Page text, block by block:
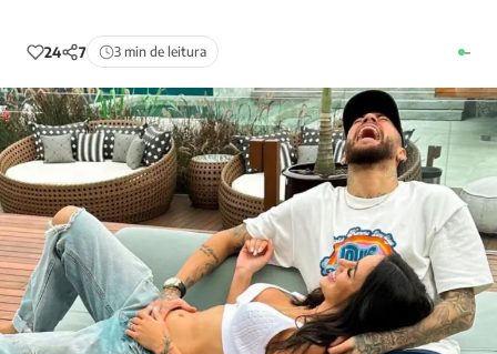
24 7 3 min de leitura –